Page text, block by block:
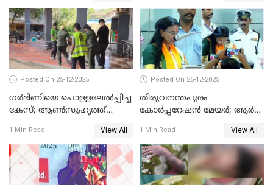
Posted On 25-12-2025
ഗര്‍ഭിണിയെ പൊള്ളലേല്‍പ്പിച്ച
കേസ്; ആണ്‍സുഹൃത്ത്
1 Min Read View All
Posted On 25-12-2025
തിരുവനന്തപുരം
കോര്‍പ്പറേഷന്‍ മേയർ; ആര്‍
1 Min Read View All